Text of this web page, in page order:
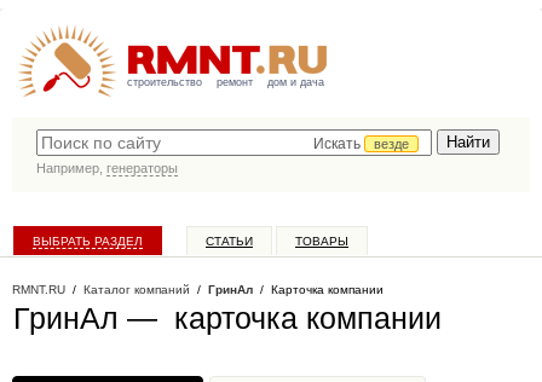
строительство ремонт дом и дача
Искать
везде
Например, генераторы
ВЫБРАТЬ РАЗДЕЛ СТАТЬИ ТОВАРЫ
RMNT.RU / Каталог компаний / ГринАл / Карточка компании
ГринАл — карточка компании